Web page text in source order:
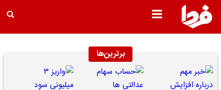
برترین‌ها